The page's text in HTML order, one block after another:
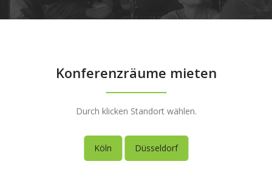
Konferenzräume mieten
Durch klicken Standort wählen.
Köln Düsseldorf